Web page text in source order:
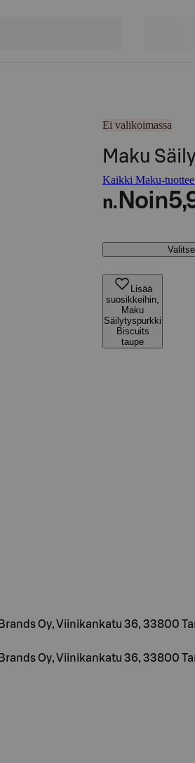
Ei valikoimassa
Maku
Kaikki Maku-
n. Noin
Lisää
suosikkeihin,
Maku
Säilytyspurkki
Biscuits
taupe
Oy, Viinikankatu 36, 33800
Oy, Viinikankatu 36, 33800